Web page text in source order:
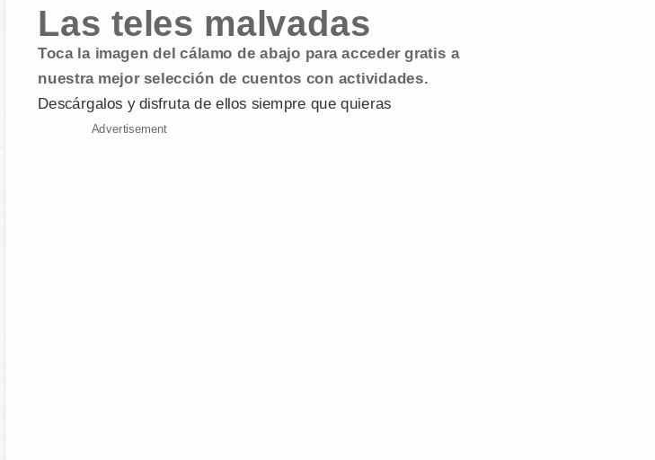
Las teles malvadas
Toca la imagen del cálamo de abajo para acceder gratis a
nuestra mejor selección de cuentos con actividades.
Descárgalos y disfruta de ellos siempre que quieras
Advertisement